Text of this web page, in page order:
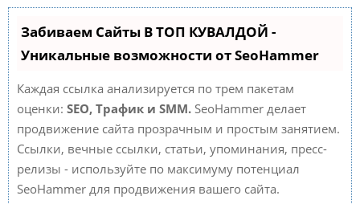
Забиваем Сайты В ТОП КУВАЛДОЙ -
Уникальные возможности от SeoHammer
Каждая ссылка анализируется по трем пакетам
оценки: SEO, Трафик и SMM. SeoHammer делает
продвижение сайта прозрачным и простым занятием.
Ссылки, вечные ссылки, статьи, упоминания, пресс-
релизы - используйте по максимуму потенциал
SeoHammer для продвижения вашего сайта.